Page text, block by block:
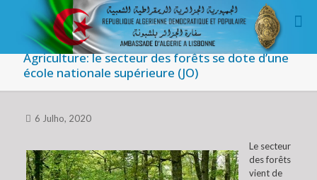
Agriculture: le secteur des forêts se dote d’une
école nationale supérieure (JO)
6 Julho, 2020
Le secteur
des forêts
vient de